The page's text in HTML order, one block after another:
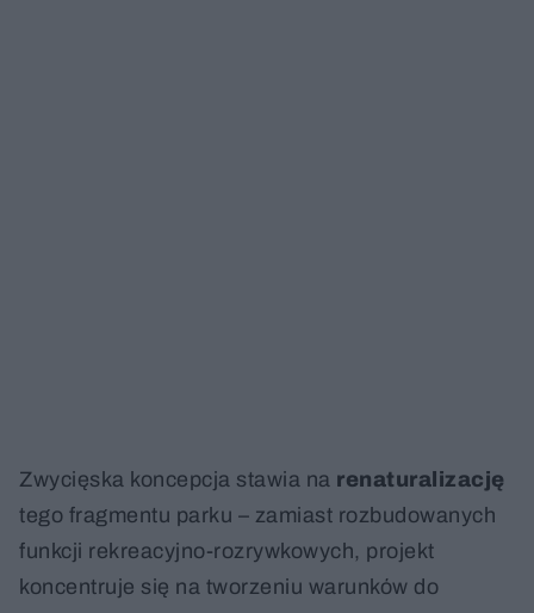
Zwycięska koncepcja stawia na renaturalizację
tego fragmentu parku – zamiast rozbudowanych
funkcji rekreacyjno-rozrywkowych, projekt
koncentruje się na tworzeniu warunków do